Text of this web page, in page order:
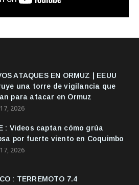
ATAQUES EN ORMUZ | EEUU
una torre de vigilancia que
para atacar en Ormuz
2026
: Videos captan cómo grúa
por fuerte viento en Coquimbo
2026
: TERREMOTO 7.4